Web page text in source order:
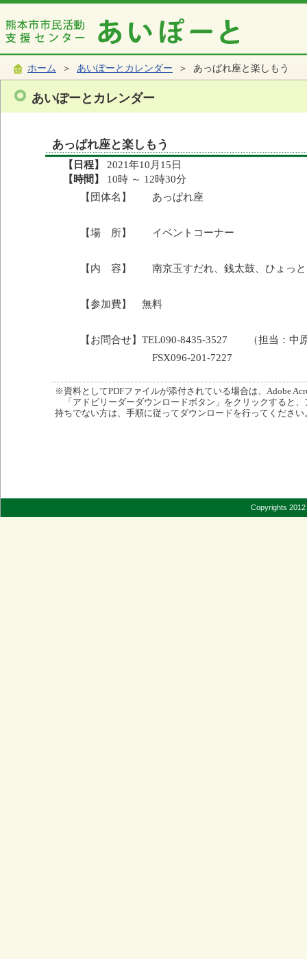
ホーム ＞ あいぽーとカレンダー ＞ あっぱれ座と楽しもう
あいぽーとカレンダー
あっぱれ座と楽しもう
【日程】
2021年10月15日
【時間】
10時 ～ 12時30分
【団体名】 あっぱれ座
【場 所】 イベントコーナー
【内 容】 南京玉すだれ、銭太鼓、ひょっと
【参加費】 無料
【お問合せ】TEL090-8435-3527 （担当：中
FSX096-201-7227
※資料としてPDFファイルが添付されている場合は、Adobe
「アドビリーダーダウンロードボタン」をクリックすると
持ちでない方は、手順に従ってダウンロードを行ってください
Copyrights